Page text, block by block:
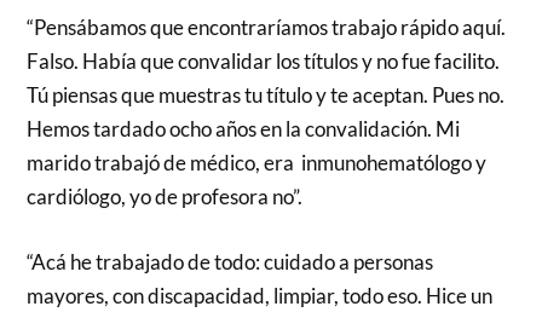
“Pensábamos que encontraríamos trabajo rápido aquí.
Falso. Había que convalidar los títulos y no fue facilito.
Tú piensas que muestras tu título y te aceptan. Pues no.
Hemos tardado ocho años en la convalidación. Mi
marido trabajó de médico, era inmunohematólogo y
cardiólogo, yo de profesora no”.
“Acá he trabajado de todo: cuidado a personas
mayores, con discapacidad, limpiar, todo eso. Hice un